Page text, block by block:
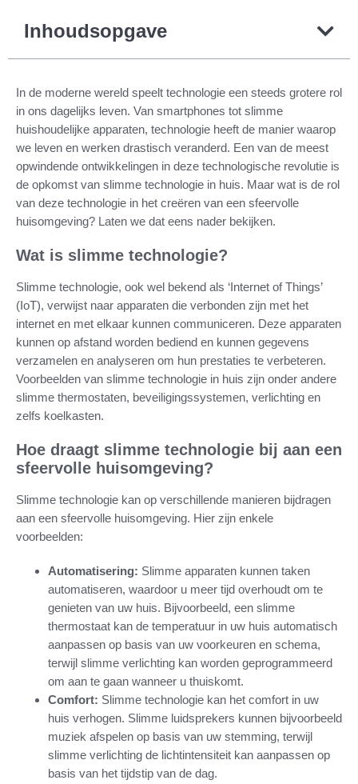
Inhoudsopgave
In de moderne wereld speelt technologie een steeds grotere rol
in ons dagelijks leven. Van smartphones tot slimme
huishoudelijke apparaten, technologie heeft de manier waarop
we leven en werken drastisch veranderd. Een van de meest
opwindende ontwikkelingen in deze technologische revolutie is
de opkomst van slimme technologie in huis. Maar wat is de rol
van deze technologie in het creëren van een sfeervolle
huisomgeving? Laten we dat eens nader bekijken.
Wat is slimme technologie?
Slimme technologie, ook wel bekend als ‘Internet of Things’
(IoT), verwijst naar apparaten die verbonden zijn met het
internet en met elkaar kunnen communiceren. Deze apparaten
kunnen op afstand worden bediend en kunnen gegevens
verzamelen en analyseren om hun prestaties te verbeteren.
Voorbeelden van slimme technologie in huis zijn onder andere
slimme thermostaten, beveiligingssystemen, verlichting en
zelfs koelkasten.
Hoe draagt slimme technologie bij aan een
sfeervolle huisomgeving?
Slimme technologie kan op verschillende manieren bijdragen
aan een sfeervolle huisomgeving. Hier zijn enkele
voorbeelden:
Automatisering: Slimme apparaten kunnen taken
automatiseren, waardoor u meer tijd overhoudt om te
genieten van uw huis. Bijvoorbeeld, een slimme
thermostaat kan de temperatuur in uw huis automatisch
aanpassen op basis van uw voorkeuren en schema,
terwijl slimme verlichting kan worden geprogrammeerd
om aan te gaan wanneer u thuiskomt.
Comfort: Slimme technologie kan het comfort in uw
huis verhogen. Slimme luidsprekers kunnen bijvoorbeeld
muziek afspelen op basis van uw stemming, terwijl
slimme verlichting de lichtintensiteit kan aanpassen op
basis van het tijdstip van de dag.